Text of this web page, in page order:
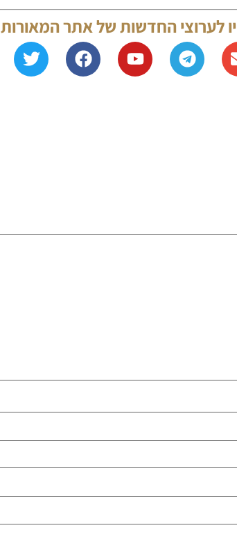
לערוצי החדשות של אתר המאורות